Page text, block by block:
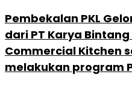
Pembekalan PKL
dari PT Karya
Commercial Kitchen
melakukan program